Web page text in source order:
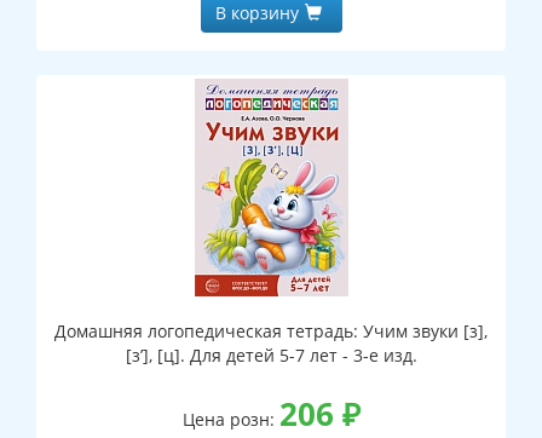
В корзину
Домашняя логопедическая тетрадь: Учим звуки [з],
[з’], [ц]. Для детей 5-7 лет - 3-е изд.
Цена розн: 206 ₽